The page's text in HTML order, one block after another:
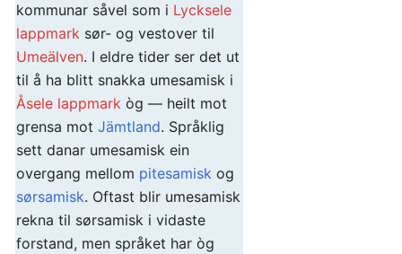
kommunar såvel som i Lycksele
lappmark sør- og vestover til
Umeälven. I eldre tider ser det ut
til å ha blitt snakka umesamisk i
Åsele lappmark òg — heilt mot
grensa mot Jämtland. Språklig
sett danar umesamisk ein
overgang mellom pitesamisk og
sørsamisk. Oftast blir umesamisk
rekna til sørsamisk i vidaste
forstand, men språket har òg